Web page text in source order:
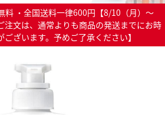
料 ・全国送料一律600円【8/10（月）～
文は、通常よりも商品の発送までにお時
ざいます。予めご了承ください】